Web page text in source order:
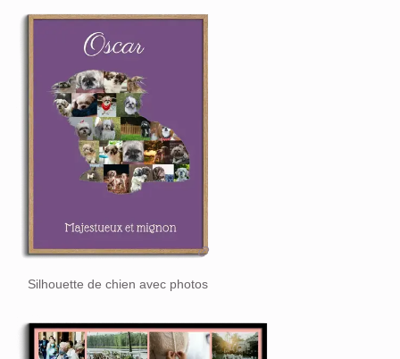
Silhouette de chien avec photos